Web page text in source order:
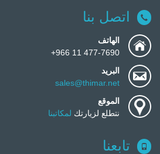
اتصل بنا
الهاتف
477-7690 11 966+
البريد
sales@thimar.net
الموقع
نتطلع لزيارتك لمكاتبنا
تابعنا